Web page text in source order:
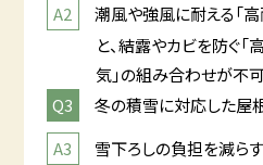
潮風や強風に耐える「高
と、結露やカビを防ぐ
気」の組み合わせが不可
冬の積雪に対応した屋
雪下ろしの負担を減ら